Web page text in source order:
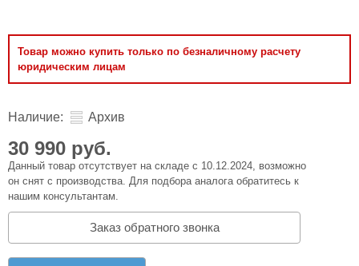
Товар можно купить только по безналичному расчету
юридическим лицам
Наличие: Архив
30 990 руб.
Данный товар отсутствует на складе с 10.12.2024, возможно
он снят с производства. Для подбора аналога обратитесь к
нашим консультантам.
Заказ обратного звонка